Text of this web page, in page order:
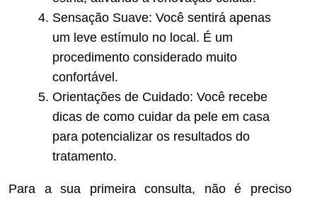
Sensação Suave: Você sentirá apenas
um leve estímulo no local. É um
procedimento considerado muito
confortável.
Orientações de Cuidado: Você recebe
dicas de como cuidar da pele em casa
para potencializar os resultados do
tratamento.
Para a sua primeira consulta, não é preciso